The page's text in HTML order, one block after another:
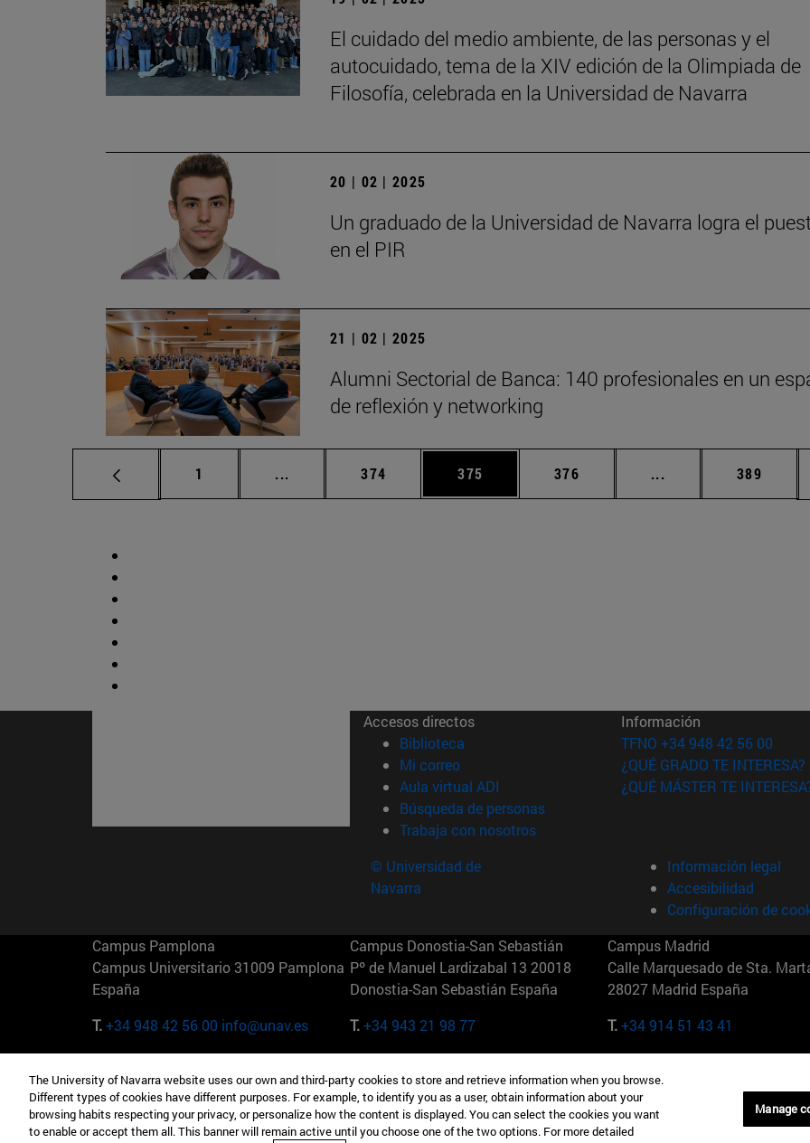
El cuidado del medio ambiente, de las personas y el
autocuidado, tema de la XIV edición de la Olimpiada de
Filosofía, celebrada en la Universidad de Navarra
20 | 02 | 2025
Un graduado de la Universidad de Navarra logra el
en el PIR
21 | 02 | 2025
Alumni Sectorial de Banca: 140 profesionales en un
de reflexión y networking
Página
1 ... Páginas intermedias Use TAB para desplazarse.
Página
374 Página
375 Página
376 ... Páginas intermedias
Página
389
Accesos directos
Biblioteca (abre en nueva ventana)
Mi correo(abre en nueva ventana)
Aula virtual ADI (abre en nueva ventana)
Búsqueda de personas(abre en nueva ventana)
Trabaja con nosotros(abre en nueva ventana)
Información
TFNO +34 948 42 56 00
¿QUÉ GRADO TE INTERESA?
¿QUÉ MÁSTER TE
© Universidad de
Navarra
Información legal
Accesibilidad
Configuración de
Campus Pamplona
Campus Universitario 31009 Pamplona
España
T.+34 948 42 56 00 info@unav.es
Campus Donostia-San Sebastián
Pº de Manuel Lardizabal 13 20018
Donostia-San Sebastián España
T.+34 943 21 98 77
Campus Madrid
Calle Marquesado de Sta.
28027 Madrid España
T.+34 914 51 43 41
Camino del Cerro Águila 3 28023
Madrid España
165 W 57th St 10019-2201 Nueva York
EE.UU
Maria-Theresia-Straße 15 81675
Múnich Alemania
The University of Navarra website uses our own and third-party cookies to store and retrieve information when you browse.
Different types of cookies have different purposes. For example, to identify you as a user, obtain information about your
browsing habits respecting your privacy, or personalize how the content is displayed. You can select the cookies you want
to enable or accept them all. This banner will remain active until you choose one of the two options. For more detailed
Manage